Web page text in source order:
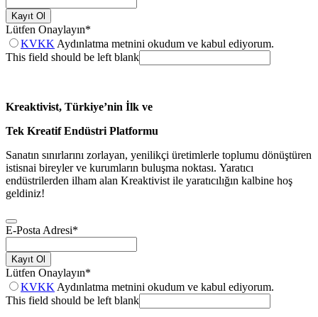
Kayıt Ol
Lütfen Onaylayın*
KVKK Aydınlatma metnini okudum ve kabul ediyorum.
This field should be left blank
Kreaktivist, Türkiye’nin İlk ve
Tek Kreatif Endüstri Platformu
Sanatın sınırlarını zorlayan, yenilikçi üretimlerle toplumu dönüştüren
istisnai bireyler ve kurumların buluşma noktası. Yaratıcı
endüstrilerden ilham alan Kreaktivist ile yaratıcılığın kalbine hoş
geldiniz!
E-Posta Adresi*
Kayıt Ol
Lütfen Onaylayın*
KVKK Aydınlatma metnini okudum ve kabul ediyorum.
This field should be left blank